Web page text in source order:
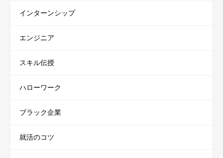
インターンシップ
エンジニア
スキル伝授
ハローワーク
ブラック企業
就活のコツ